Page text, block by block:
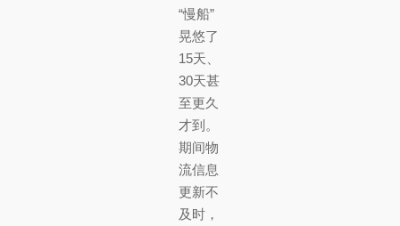
“慢船”
晃悠了
15天、
30天甚
至更久
才到。
期间物
流信息
更新不
及时，